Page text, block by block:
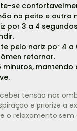
se
no peito e outra
por 3 a 4
pelo nariz por 4 a
retornar.
minutos, mantendo
tensão nos
e priorize a
o relaxamento sem